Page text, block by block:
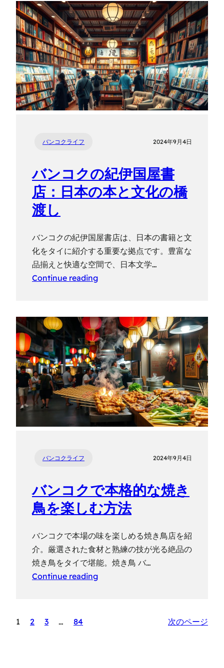
バンコクライフ 2024年9月4日
バンコクの紀伊国屋書
店：日本の本と文化の橋
渡し
バンコクの紀伊国屋書店は、日本の書籍と文
化をタイに紹介する重要な拠点です。豊富な
品揃えと快適な空間で、日本文学…
Continue reading
バンコクライフ 2024年9月4日
バンコクで本格的な焼き
鳥を楽しむ方法
バンコクで本場の味を楽しめる焼き鳥店を紹
介。厳選された食材と熟練の技が光る絶品の
焼き鳥をタイで堪能。焼き鳥 バ…
Continue reading
1 2 3 … 84 次のページ